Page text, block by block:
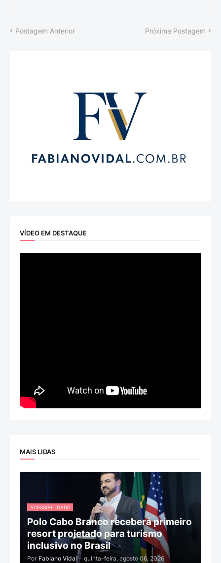
Postagem Anterior Próxima Postagem
VÍDEO EM DESTAQUE
MAIS LIDAS
ACESSIBILIDADE
Polo Cabo Branco receberá primeiro
resort projetado para turismo
inclusivo no Brasil
Por Fabiano Vidal - quinta-feira, agosto 06, 2026